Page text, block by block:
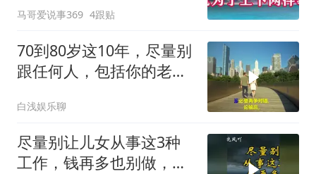
马哥爱说事369 4跟贴
70到80岁这10年，尽量别
跟任何人，包括你的老
白浅娱乐聊
尽量别让儿女从事这3种
工作，钱再多也别做，坚